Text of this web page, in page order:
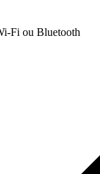
Fi ou Bluetooth